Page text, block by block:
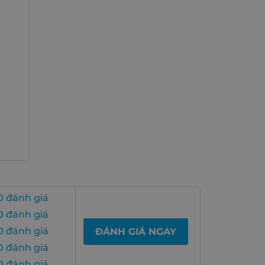
đánh giá
đánh giá
đánh giá
đánh giá
ĐÁNH GIÁ NGAY